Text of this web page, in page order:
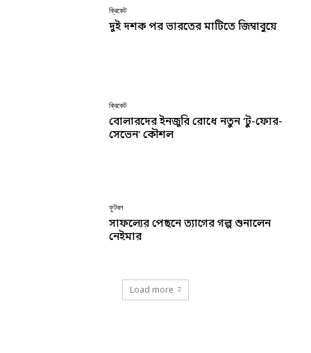
ক্রিকেট
দুই দশক পর ভারতের মাটিতে জিম্বাবুয়ে
ক্রিকেট
বোলারদের ইনজুরি রোধে নতুন ‘টু-ফোর-
সেভেন’ কৌশল
ফুটবল
সাফল্যের পেছনে ত্যাগের গল্প শুনালেন
নেইমার
Load more